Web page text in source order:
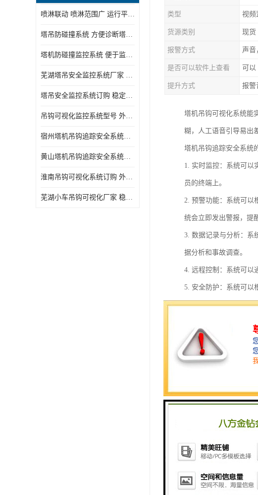
喷淋联动 喷淋范围广 运行平稳 噪音小
塔吊防碰撞系统 方便诊断塔机状态 自动变焦智能化跟踪
塔机防碰撞监控系统 便于监督和管理 主要应用于塔机的实时监控
芜湖塔吊安全监控系统厂家 外观简洁大方 减少盲吊引发的事故
塔吊安全监控系统订购 稳定性高 结构清晰稳定
吊钩可视化监控系统型号 外观简洁大方 信号稳定 抗干扰性强
宿州塔机吊钩追踪安全系统厂家 提高工作效率 结构清晰稳定
黄山塔机吊钩追踪安全系统价格 可远程查看 减少盲吊引发的事故
淮南吊钩可视化系统订购 外观简洁大方 体积小 占用空间小
芜湖小车吊钩可视化厂家 稳定性高 可视吊装 降低盲吊风险
类型 视频
货源类别 现货
报警方式 声音
是否可以软件上查看 可以
提升方式 报警
塔机吊钩可视化系统能
糊，人工语音引导易出
塔机吊钩追踪安全系统
1. 实时监控：系统可以
员的终端上。
2. 预警功能：系统可以
统会立即发出警报，提
3. 数据记录与分析：系
据分析和事故调查。
4. 远程控制：系统可以
5. 安全防护：系统可以
总的来说，塔机吊钩追